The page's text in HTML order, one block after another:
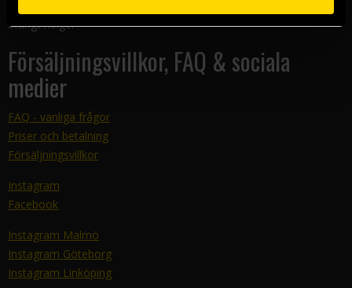
Telefontider: 12-14 måndag-torsdag
Stängt helger
Försäljningsvillkor, FAQ & sociala
medier
FAQ - vanliga frågor
Priser och betalning
Försäljningsvillkor
Instagram
Facebook
Instagram Malmö
Instagram Göteborg
Instagram Linköping